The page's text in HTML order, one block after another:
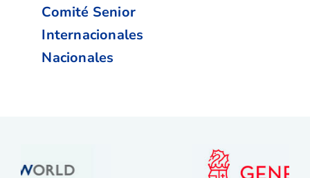
Comité Senior
Internacionales
Nacionales